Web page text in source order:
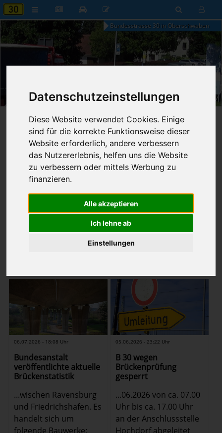
Datenschutzeinstellungen
Diese Website verwendet Cookies. Einige
sind für die korrekte Funktionsweise dieser
Website erforderlich, andere verbessern
das Nutzererlebnis, helfen uns die Website
zu verbessern oder mittels Werbung zu
finanzieren.
Alle akzeptieren
Ich lehne ab
Einstellungen
Bundesstrasse 30 in Oberschwaben
Montag, 10. August 2026
Startseite»B30 aktuell »Nachrichten
Nachrichten
47Ergebnisse zur Suche nachSchweinhausen
2 3
-12von47
06.07.2026 - 18:08 Uhr
Bundesanstalt
veröffentlichte aktuelle
Brückenstatistik
...wischen Ravensburg
und Friedrichshafen. Es
handelt sich um
folgende Bauwerke:
05.06.2026 - 23:22 Uhr
B 30 wegen
Brückenprüfung
gesperrt
...06.2026 von ca. 07.00
Uhr bis ca. 17.00 Uhr
an der Anschlussstelle
Hochdorf abgeleitet